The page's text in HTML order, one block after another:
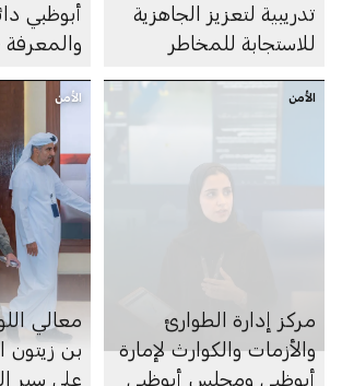
تدريبية لتعزيز الجاهزية
للاستجابة للمخاطر
أبوظبي
والمعرفة
تُجريان
وحضانة
الجاهزية
السلامة
التعليمية
الأمن
مركز إدارة الطوارئ
والأزمات والكوارث لإمارة
أبوظبي ومجلس أبوظبي
الأمن
معالي
بن زيتون
على سير